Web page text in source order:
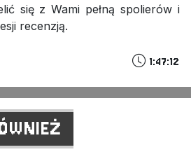
się z Wami pełną spolierów i
recenzją.
1:47:12